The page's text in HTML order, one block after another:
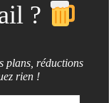
?
plans, réductions
rien !